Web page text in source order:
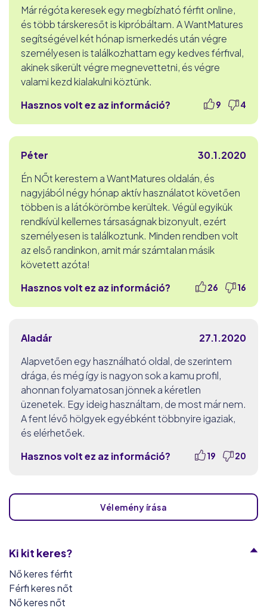
Már régóta keresek egy megbízható férfit online,
és több társkeresőt is kipróbáltam. A WantMatures
segítségével két hónap ismerkedés után végre
személyesen is találkozhattam egy kedves férfival,
akinek sikerült végre megnevettetni, és végre
valami kezd kialakulni köztünk.
Hasznos volt ez az információ?
9 4
Péter
30.1.2020
Én NŐt kerestem a WantMatures oldalán, és
nagyjából négy hónap aktív használatot követően
többen is a látókörömbe kerültek. Végül egyikük
rendkívül kellemes társaságnak bizonyult, ezért
személyesen is találkoztunk. Minden rendben volt
az első randinkon, amit már számtalan másik
követett azóta!
Hasznos volt ez az információ?
26 16
Aladár
27.1.2020
Alapvetően egy használható oldal, de szerintem
drága, és még így is nagyon sok a kamu profil,
ahonnan folyamatosan jönnek a kéretlen
üzenetek. Egy ideig használtam, de most már nem.
A fent lévő hölgyek egyébként többnyire igaziak,
és elérhetőek.
Hasznos volt ez az információ?
19 20
Vélemény írása
Ki kit keres?
Nő keres férfit
Férfi keres nőt
Nő keres nőt